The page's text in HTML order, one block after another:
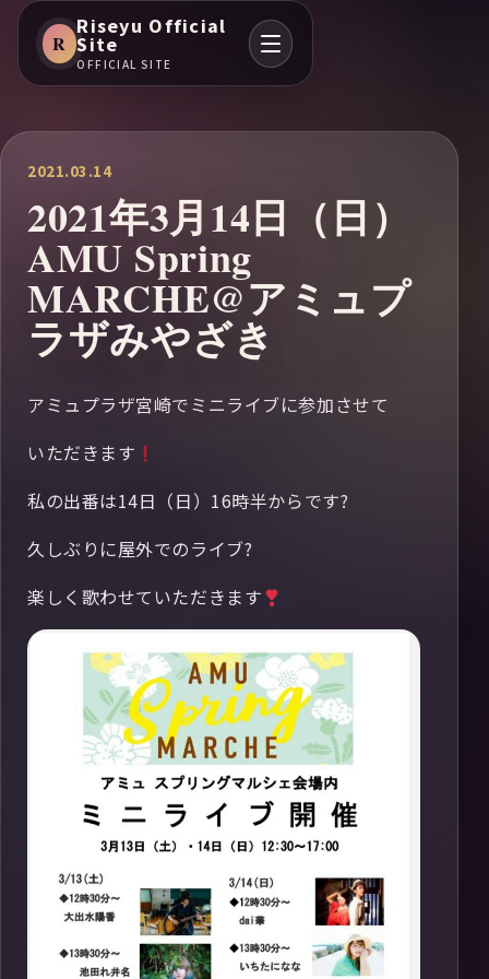
R
Riseyu Official
Site
OFFICIAL SITE
2021.03.14
2021年3月14日（日）
AMU Spring
MARCHE@アミュプ
ラザみやざき
アミュプラザ宮崎でミニライブに参加させて
いただきます
私の出番は14日（日）16時半からです?
久しぶりに屋外でのライブ?
楽しく歌わせていただきます